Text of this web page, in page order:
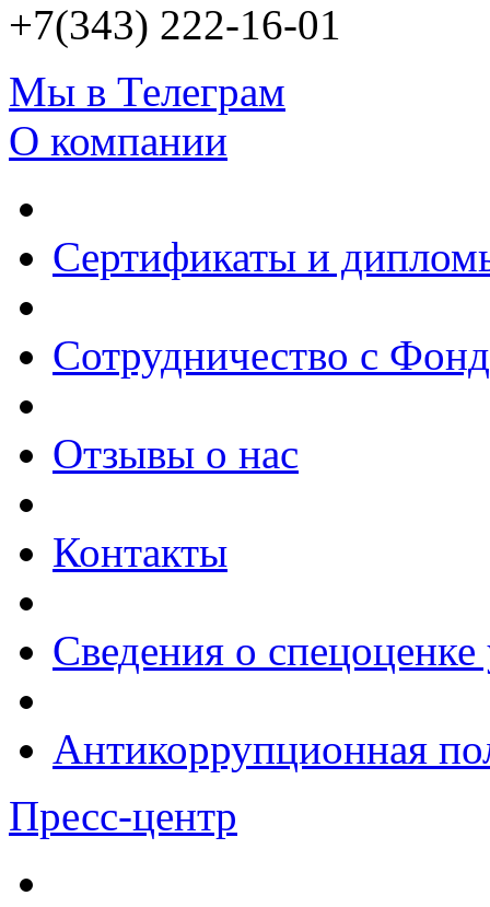
+7(343) 222-16-01
Мы в Телеграм
О компании
Сертификаты и
Сотрудничество с
Отзывы о нас
Контакты
Сведения о
Антикоррупционная
Пресс-центр